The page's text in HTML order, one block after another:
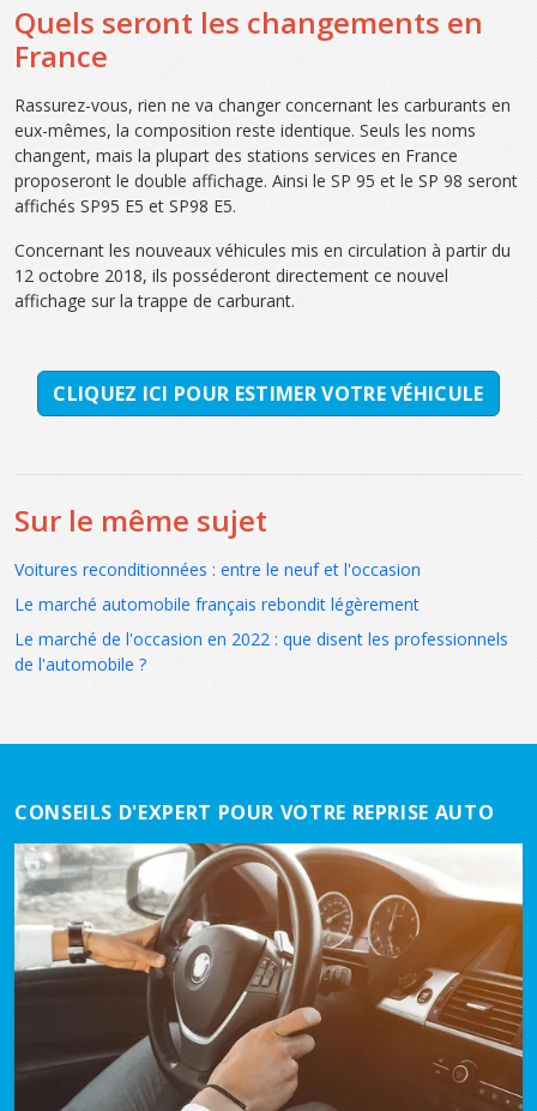
Quels seront les changements en
France
Rassurez-vous, rien ne va changer concernant les carburants en
eux-mêmes, la composition reste identique. Seuls les noms
changent, mais la plupart des stations services en France
proposeront le double affichage. Ainsi le SP 95 et le SP 98 seront
affichés SP95 E5 et SP98 E5.
Concernant les nouveaux véhicules mis en circulation à partir du
12 octobre 2018, ils posséderont directement ce nouvel
affichage sur la trappe de carburant.
CLIQUEZ ICI POUR ESTIMER VOTRE VÉHICULE
Sur le même sujet
Voitures reconditionnées : entre le neuf et l'occasion
Le marché automobile français rebondit légèrement
Le marché de l'occasion en 2022 : que disent les professionnels
de l'automobile ?
CONSEILS D'EXPERT POUR VOTRE REPRISE AUTO